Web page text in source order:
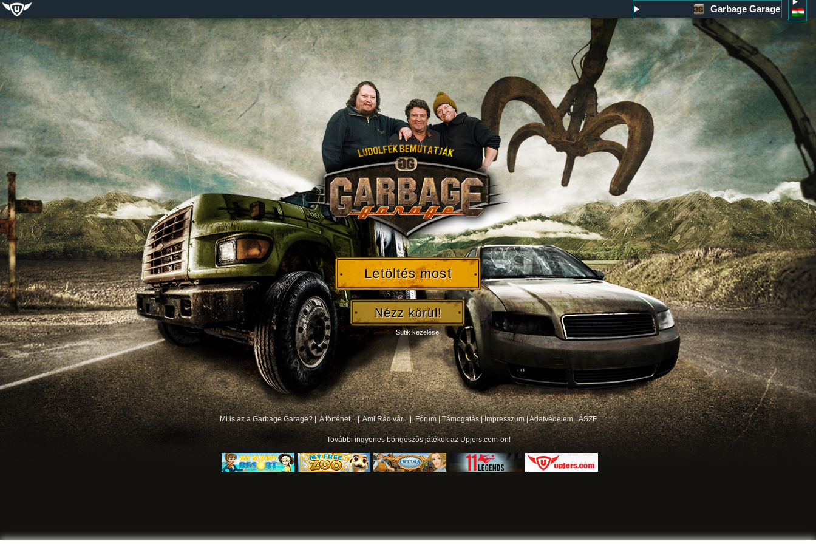
Garbage Garage
Letöltés most
Nézz körül!
Mi is az a Garbage Garage? |A történet... |Ami Rád vár... | Fórum|Támogatás|Impresszum|Adatvédelem|ÁSZF
Továbbiingyenes böngészõs játékokaz Upjers.com-on!
Sütik kezelése